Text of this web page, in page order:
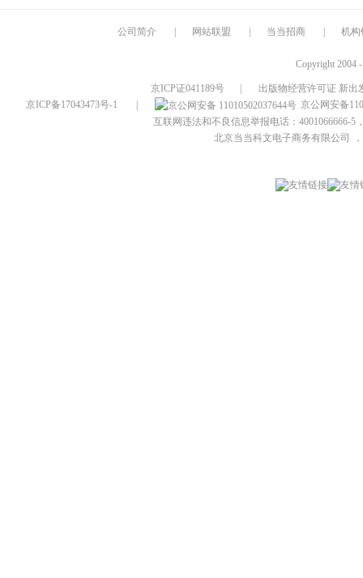
公司简介 网站联盟 当当招商 机构
Copyright 2004
京ICP证041189号
出版物经营许可证 新出
京ICP备17043473号-1
京公网安备
互联网违法和不良信息举报电话：4001066666-5
北京当当科文电子商务有限公司